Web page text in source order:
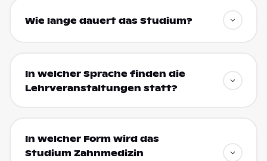
Wie lange dauert das Studium?
In welcher Sprache finden die
Lehrveranstaltungen statt?
In welcher Form wird das
Studium Zahnmedizin